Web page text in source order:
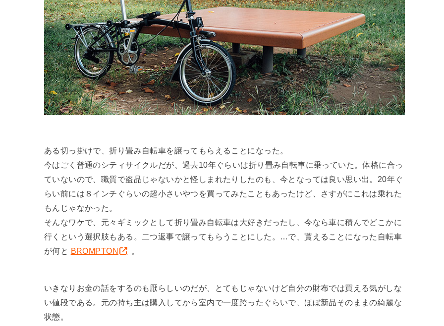
ある切っ掛けで、折り畳み自転車を譲ってもらえることになった。
今はごく普通のシティサイクルだが、過去10年ぐらいは折り畳み自転車に乗っていた。体格に合っ
ていないので、職質で盗品じゃないかと怪しまれたりしたのも、今となっては良い思い出。20年ぐ
らい前には８インチぐらいの超小さいやつを買ってみたこともあったけど、さすがにこれは乗れた
もんじゃなかった。
そんなワケで、元々ギミックとして折り畳み自転車は大好きだったし、今なら車に積んでどこかに
行くという選択肢もある。二つ返事で譲ってもらうことにした。…で、貰えることになった自転車
が何と BROMPTON 。
いきなりお金の話をするのも厭らしいのだが、とてもじゃないけど自分の財布では買える気がしな
い値段である。元の持ち主は購入してから室内で一度跨ったぐらいで、ほぼ新品そのままの綺麗な
状態。